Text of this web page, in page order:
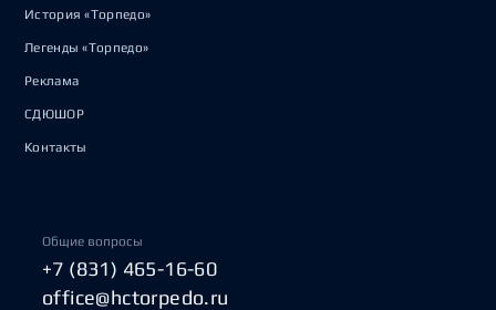
История «Торпедо»
Легенды «Торпедо»
Реклама
СДЮШОР
Контакты
Общие вопросы
+7 (831) 465-16-60
office@hctorpedo.ru